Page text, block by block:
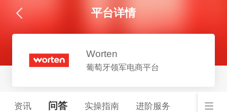
平台详情
Worten
葡萄牙领军电商平台
资讯 问答 实操指南 进阶服务